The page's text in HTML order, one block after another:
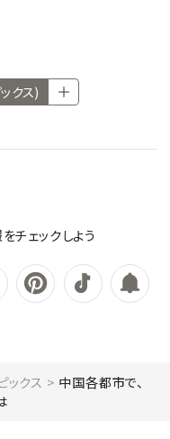
クス)
チェックしよう
ックス
中国各都市で、